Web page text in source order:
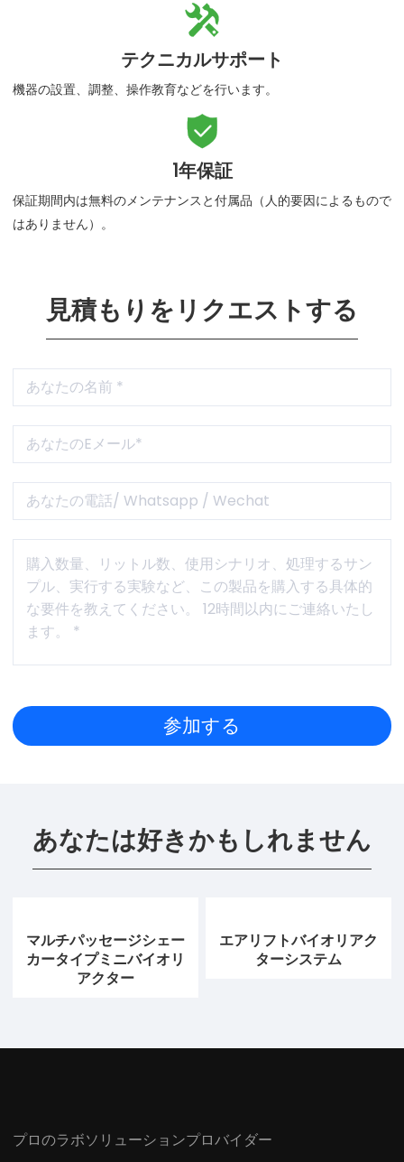

テクニカルサポート
機器の設置、調整、操作教育などを行います。

1年保証
保証期間内は無料のメンテナンスと付属品（人的要因によるもので
はありません）。
見積もりをリクエストする
あなたは好きかもしれません
マルチパッセージシェー
カータイプミニバイオリ
アクター
エアリフトバイオリアク
ターシステム
プロのラボソリューションプロバイダー